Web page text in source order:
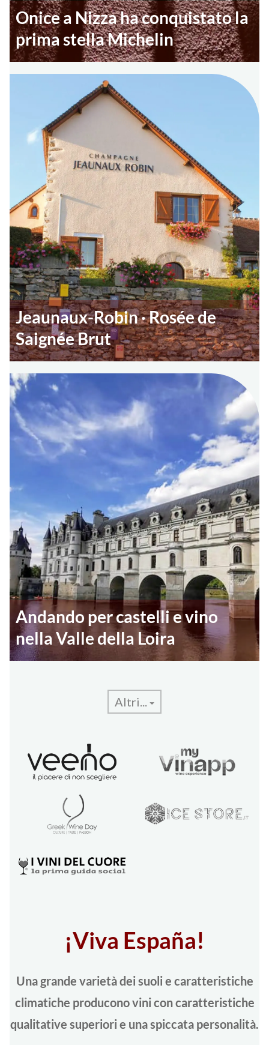
Onice a Nizza ha conquistato la
prima stella Michelin
Jeaunaux-Robin · Rosée de
Saignée Brut
Andando per castelli e vino
nella Valle della Loira
Altri...
¡Viva España!
Una grande varietà dei suoli e caratteristiche
climatiche producono vini con caratteristiche
qualitative superiori e una spiccata personalità.